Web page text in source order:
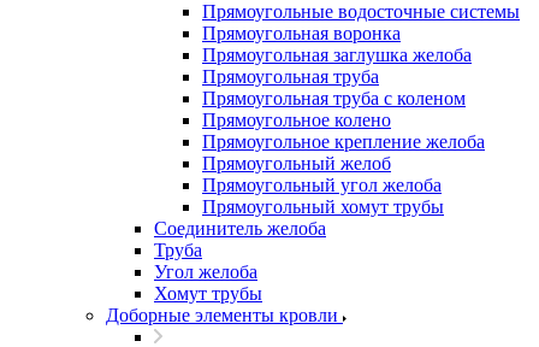
Прямоугольные водосточные системы
Прямоугольная воронка
Прямоугольная заглушка желоба
Прямоугольная труба
Прямоугольная труба c коленом
Прямоугольное колено
Прямоугольное крепление желоба
Прямоугольный желоб
Прямоугольный угол желоба
Прямоугольный хомут трубы
Соединитель желоба
Труба
Угол желоба
Хомут трубы
Доборные элементы кровли